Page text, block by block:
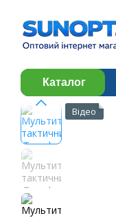
Каталог
Відео